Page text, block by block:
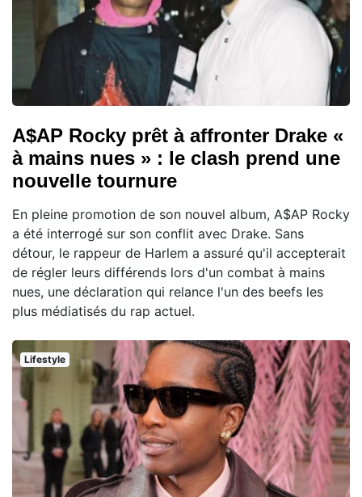
A$AP Rocky prêt à affronter Drake «
à mains nues » : le clash prend une
nouvelle tournure
En pleine promotion de son nouvel album, A$AP Rocky
a été interrogé sur son conflit avec Drake. Sans
détour, le rappeur de Harlem a assuré qu'il accepterait
de régler leurs différends lors d'un combat à mains
nues, une déclaration qui relance l'un des beefs les
plus médiatisés du rap actuel.
Lifestyle